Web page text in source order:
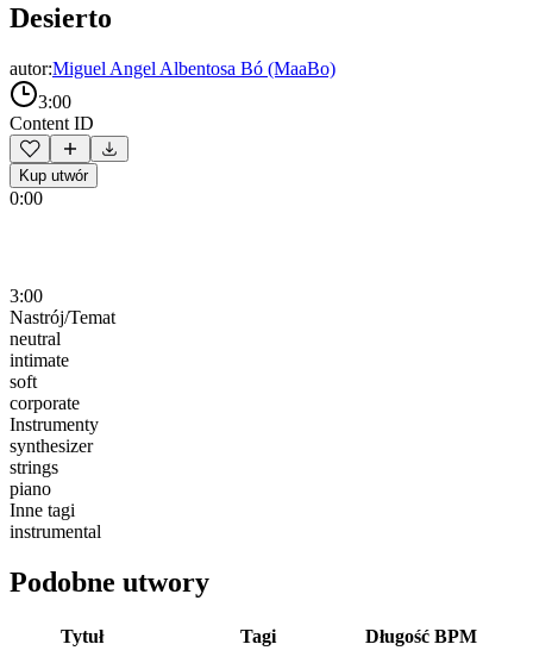
Desierto
autor:Miguel Angel Albentosa Bó (MaaBo)
3:00
Content ID
Kup utwór
0:00
3:00
Nastrój/Temat
neutral
intimate
soft
corporate
Instrumenty
synthesizer
strings
piano
Inne tagi
instrumental
Podobne utwory
Tytuł Tagi Długość BPM